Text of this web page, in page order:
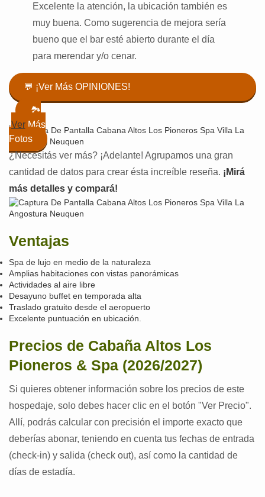
Excelente la atención, la ubicación también es
muy buena. Como sugerencia de mejora sería
bueno que el bar esté abierto durante el día
para merendar y/o cenar.
💬 ¡Ver Más OPINIONES!
🏞️
VerMás
Fotos
¿Necesitás ver más? ¡Adelante! Agrupamos una gran
cantidad de datos para crear ésta increíble reseña. ¡Mirá
más detalles y compará!
Ventajas
Spa de lujo en medio de la naturaleza
Amplias habitaciones con vistas panorámicas
Actividades al aire libre
Desayuno buffet en temporada alta
Traslado gratuito desde el aeropuerto
Excelente puntuación en ubicación.
Precios de Cabaña Altos Los
Pioneros & Spa (2026/2027)
Si quieres obtener información sobre los precios de este
hospedaje, solo debes hacer clic en el botón "Ver Precio".
Allí, podrás calcular con precisión el importe exacto que
deberías abonar, teniendo en cuenta tus fechas de entrada
(check-in) y salida (check out), así como la cantidad de
días de estadía.